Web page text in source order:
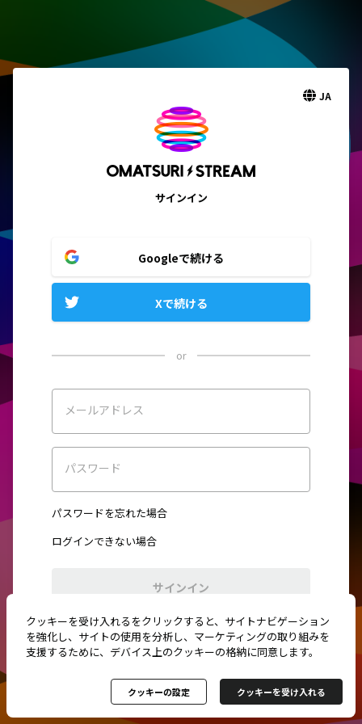
JA
サインイン
Googleで続ける
Xで続ける
or
メールアドレス
パスワード
パスワードを忘れた場合
ログインできない場合
サインイン
初めてご利用ですか？新規登録
クッキーを受け入れるをクリックすると、サイトナビゲーション
を強化し、サイトの使用を分析し、マーケティングの取り組みを
支援するために、デバイス上のクッキーの格納に同意します。
クッキーの設定 クッキーを受け入れる